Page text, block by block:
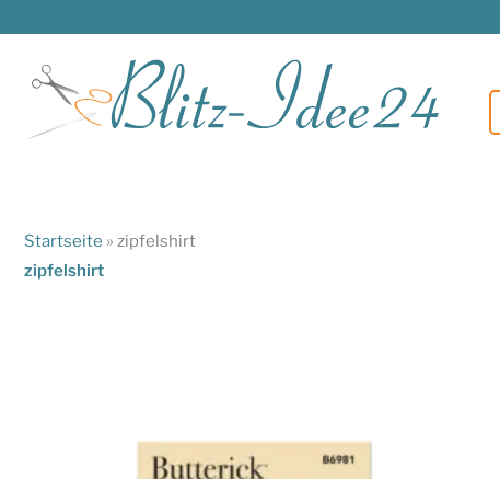
springen
Startseite » zipfelshirt
zipfelshirt